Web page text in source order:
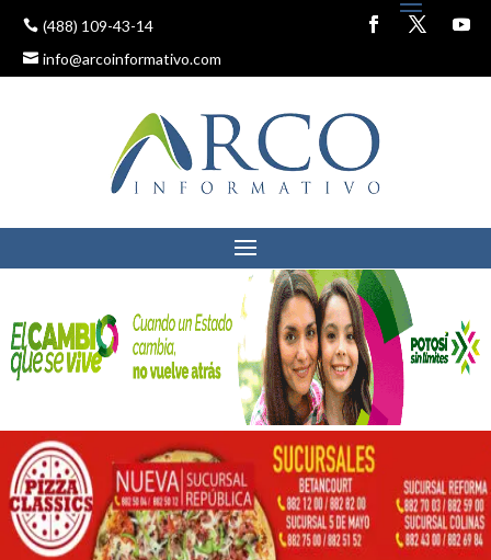
(488) 109-43-14
info@arcoinformativo.com
EMPRESA ANUNCIA
VACANTES EN
MATEHUALA
4 agosto, 2017